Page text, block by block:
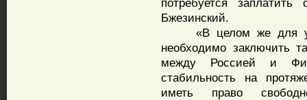
потребуется
Бжезинский.
«В целом же для
необходимо заключить
между Россией и
стабильность на
иметь право